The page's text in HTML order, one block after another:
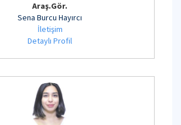
Araş.Gör.
Sena Burcu Hayırcı
İletişim
Detaylı Profil